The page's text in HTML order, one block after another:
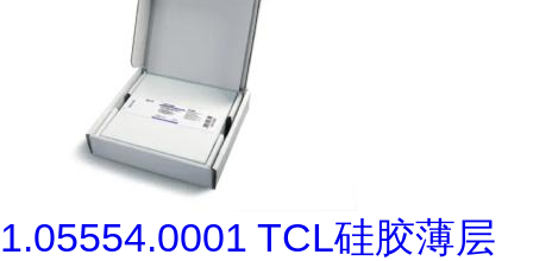
1.05554.0001 TCL硅胶薄层